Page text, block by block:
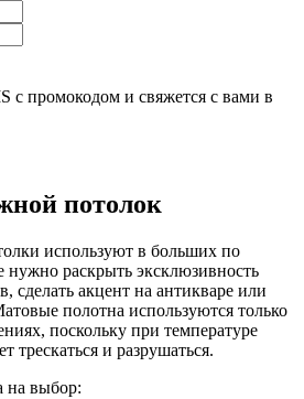
с промокодом и свяжется с вами в
потолок
используют в больших по
нужно раскрыть эксклюзивность
сделать акцент на антикваре или
полотна используются только
поскольку при температуре
трескаться и разрушаться.
на выбор: